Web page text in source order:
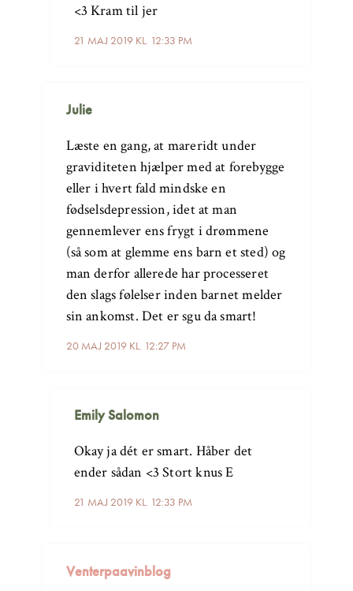
21 MAJ 2019 KL. 12:33 PM
<3 Kram til jer
Julie
20 MAJ 2019 KL. 12:27 PM
Læste en gang, at mareridt under
graviditeten hjælper med at forebygge
eller i hvert fald mindske en
fødselsdepression, idet at man
gennemlever ens frygt i drømmene
(så som at glemme ens barn et sted) og
man derfor allerede har processeret
den slags følelser inden barnet melder
sin ankomst. Det er sgu da smart!
Emily Salomon
21 MAJ 2019 KL. 12:33 PM
Okay ja dét er smart. Håber det
ender sådan <3 Stort knus E
Venterpaavinblog